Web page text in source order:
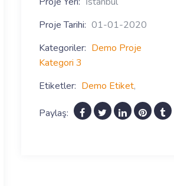
Proje Tarihi: 01-01-2020
Kategoriler: Demo Proje
Kategori 3
Etiketler: Demo Etiket,
Paylaş: